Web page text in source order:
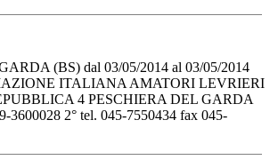
(BS) dal 03/05/2014 al 03/05/2014
ITALIANA AMATORI LEVRIERI
4 PESCHIERA DEL GARDA
3600028 2° tel. 045-7550434 fax 045-